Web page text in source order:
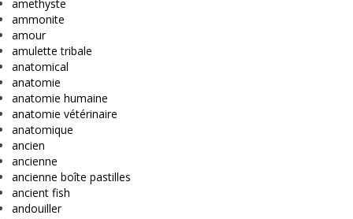
amethyste
ammonite
amour
amulette tribale
anatomical
anatomie
anatomie humaine
anatomie vétérinaire
anatomique
ancien
ancienne
ancienne boîte pastilles
ancient fish
andouiller